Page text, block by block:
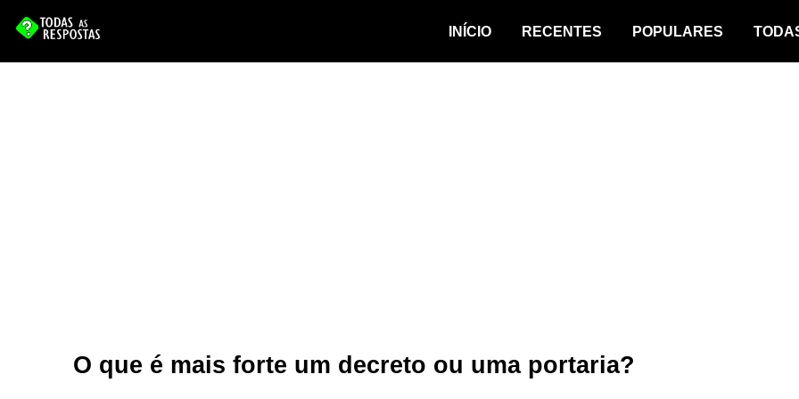
INÍCIO RECENTES POPULARES
O que é mais forte um decreto ou uma portaria?